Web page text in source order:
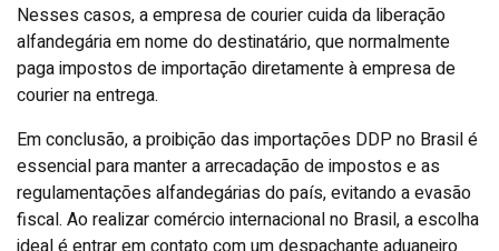
Nesses casos, a empresa de courier cuida da liberação
alfandegária em nome do destinatário, que normalmente
paga impostos de importação diretamente à empresa de
courier na entrega.
Em conclusão, a proibição das importações DDP no Brasil é
essencial para manter a arrecadação de impostos e as
regulamentações alfandegárias do país, evitando a evasão
fiscal. Ao realizar comércio internacional no Brasil, a escolha